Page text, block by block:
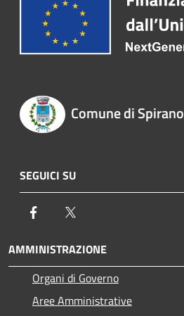
Comune di Spirano
SEGUICI SU
Facebook
AMMINISTRAZIONE
Organi di Governo
Aree Amministrative